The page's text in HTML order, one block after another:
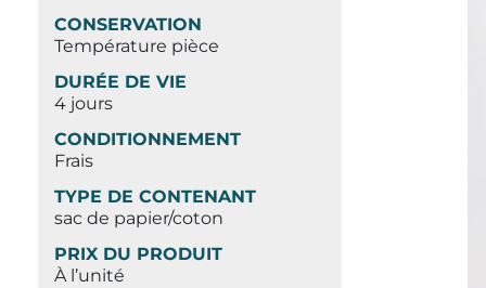
CONSERVATION
Température pièce
DURÉE DE VIE
4 jours
CONDITIONNEMENT
Frais
TYPE DE CONTENANT
sac de papier/coton
PRIX DU PRODUIT
À l’unité